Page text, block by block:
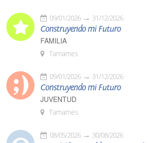
09/01/2026 31/12/2026
Construyendo mi Futuro
FAMILIA
Tamames
09/01/2026 31/12/2026
Construyendo mi Futuro
JUVENTUD
Tamames
08/05/2026 30/08/2026